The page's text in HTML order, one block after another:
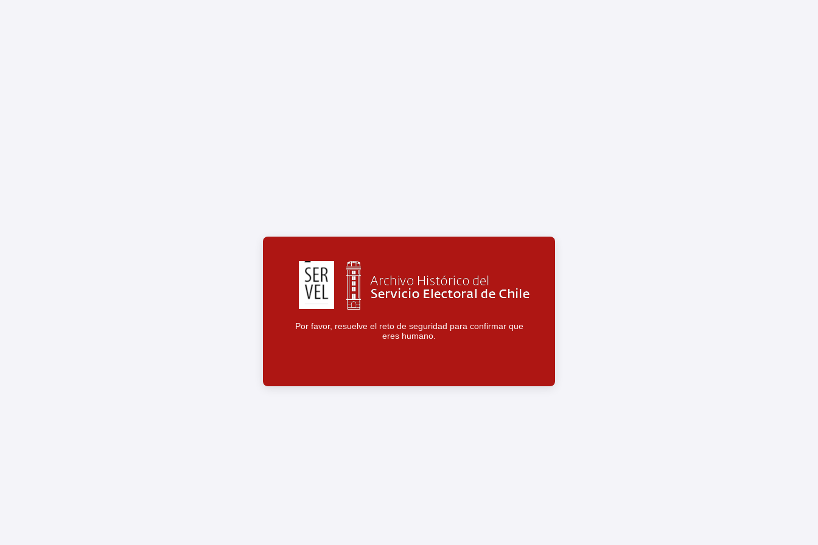
Por favor, resuelve el reto de seguridad para confirmar que
eres humano.